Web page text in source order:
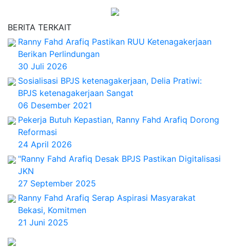
BERITA TERKAIT
Ranny Fahd Arafiq Pastikan RUU Ketenagakerjaan
Berikan Perlindungan
30 Juli 2026
Sosialisasi BPJS ketenagakerjaan, Delia Pratiwi:
BPJS ketenagakerjaan Sangat
06 Desember 2021
Pekerja Butuh Kepastian, Ranny Fahd Arafiq Dorong
Reformasi
24 April 2026
"Ranny Fahd Arafiq Desak BPJS Pastikan Digitalisasi
JKN
27 September 2025
Ranny Fahd Arafiq Serap Aspirasi Masyarakat
Bekasi, Komitmen
21 Juni 2025